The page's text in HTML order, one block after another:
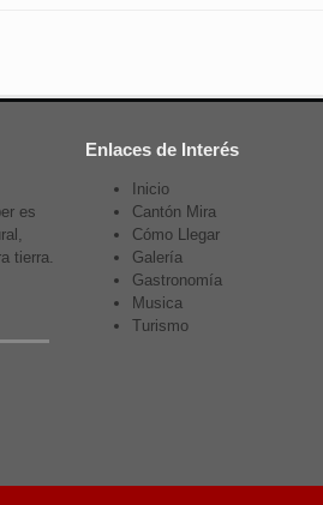
es
tierra.
Enlaces de Interés
Inicio
Cantón Mira
Cómo Llegar
Galería
Gastronomía
Musica
Turismo